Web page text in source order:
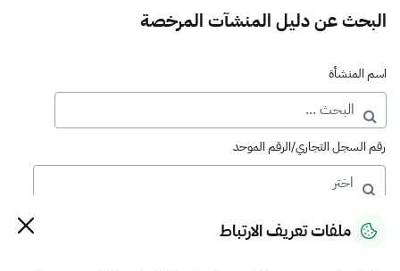
البحث عن دليل المنشآت المرخصة
اسم المنشأة
رقم السجل التجاري/الرقم الموحد
رقم الترخيصملفات تعريف الارتباط